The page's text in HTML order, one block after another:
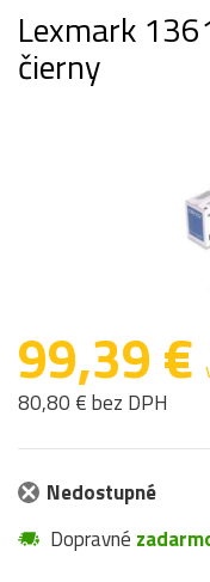
Lexmark
čierny
99,39 €
80,80 € bez DPH
Nedostupné
Dopravné